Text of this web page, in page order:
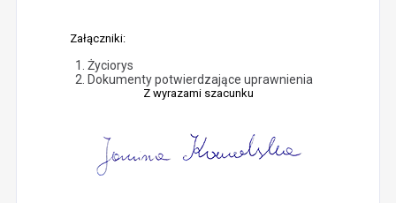
Załączniki:
Życiorys
Dokumenty potwierdzające uprawnienia
Z wyrazami szacunku